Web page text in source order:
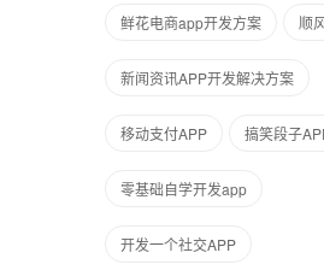
鲜花电商app开发方案 顺
新闻资讯APP开发解决方案
移动支付APP 搞笑段子
零基础自学开发app
开发一个社交APP